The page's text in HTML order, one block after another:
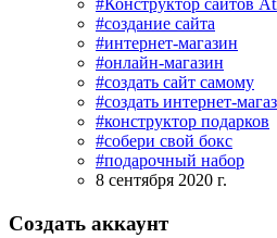
#Конструктор сайтов
#создание сайта
#интернет-магазин
#онлайн-магазин
#создать сайт самому
#создать интернет-
#конструктор подарков
#собери свой бокс
#подарочный набор
8 сентября 2020 г.
Создать аккаунт